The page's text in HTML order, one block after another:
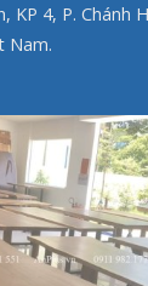
KP 4, P. Chánh
Nam.